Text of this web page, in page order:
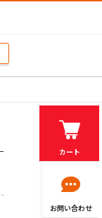
カート
お問い合わせ